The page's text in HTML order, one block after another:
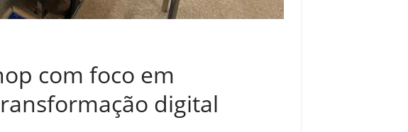
com foco em
digital